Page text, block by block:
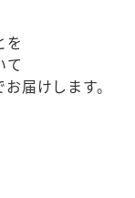
を
て
届けします。